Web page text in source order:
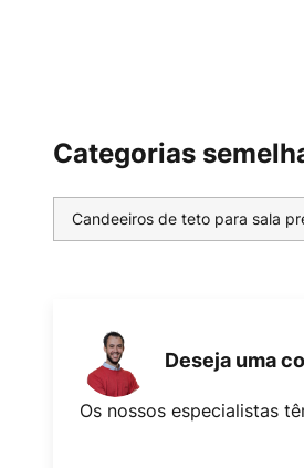
Categorias
Candeeiros de teto para sala
Deseja uma
Os nossos especialistas